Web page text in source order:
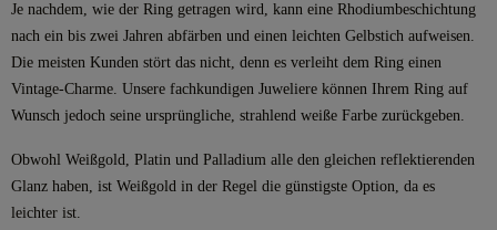
Je nachdem, wie der Ring getragen wird, kann eine Rhodiumbeschichtung
nach ein bis zwei Jahren abfärben und einen leichten Gelbstich aufweisen.
Die meisten Kunden stört das nicht, denn es verleiht dem Ring einen
Vintage-Charme. Unsere fachkundigen Juweliere können Ihrem Ring auf
Wunsch jedoch seine ursprüngliche, strahlend weiße Farbe zurückgeben.
Obwohl Weißgold, Platin und Palladium alle den gleichen reflektierenden
Glanz haben, ist Weißgold in der Regel die günstigste Option, da es
leichter ist.